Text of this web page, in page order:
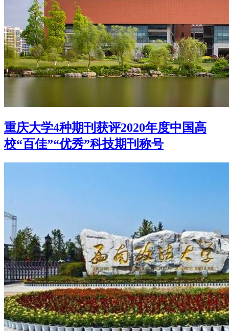
重庆大学4种期刊获评2020年度中国高
校“百佳”“优秀”科技期刊称号